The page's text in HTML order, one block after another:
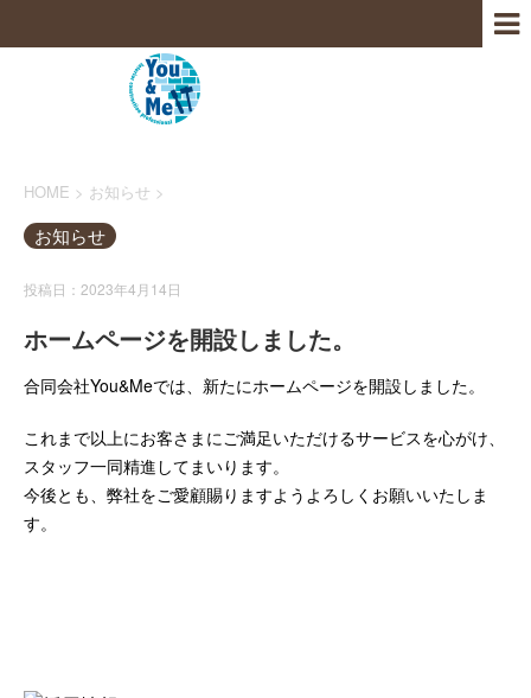
HOME > お知らせ >
お知らせ
投稿日：2023年4月14日
ホームページを開設しました。
合同会社You&Meでは、新たにホームページを開設しました。
これまで以上にお客さまにご満足いただけるサービスを心がけ、
スタッフ一同精進してまいります。
今後とも、弊社をご愛顧賜りますようよろしくお願いいたしま
す。